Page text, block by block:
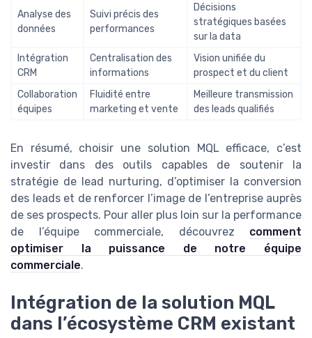
Analyse des
données
Suivi précis des
performances
Décisions
stratégiques basées
sur la data
Intégration
CRM
Centralisation des
informations
Vision unifiée du
prospect et du client
Collaboration
équipes
Fluidité entre
marketing et vente
Meilleure transmission
des leads qualifiés
En résumé, choisir une solution MQL efficace, c’est
investir dans des outils capables de soutenir la
stratégie de lead nurturing, d’optimiser la conversion
des leads et de renforcer l’image de l’entreprise auprès
de ses prospects. Pour aller plus loin sur la performance
de l’équipe commerciale, découvrez comment
optimiser la puissance de notre équipe
commerciale.
Intégration de la solution MQL
dans l’écosystème CRM existant